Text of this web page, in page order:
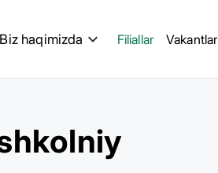
Biz haqimizda Filiallar Vakantlar